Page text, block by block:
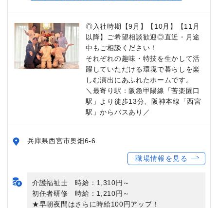
◎入社時期【9月】【10月】【11月
以降】ご希望相談歓迎◎直近・月途
中もご相談ください！
それぞれの趣味・特技を生かして活
躍していただける環境で暮らしを楽
しむ演出にあふれたホームです。
＼最寄り駅：阪急甲陽線「苦楽園口
駅」より徒歩13分、阪神本線「西宮
駅」からバスあり／
兵庫県西宮市奥畑6-6
職場情報を見る
介護福祉士 時給：1,310円～
初任者研修 時給：1,210円～
★早朝夜間はさらに時給100円アップ！